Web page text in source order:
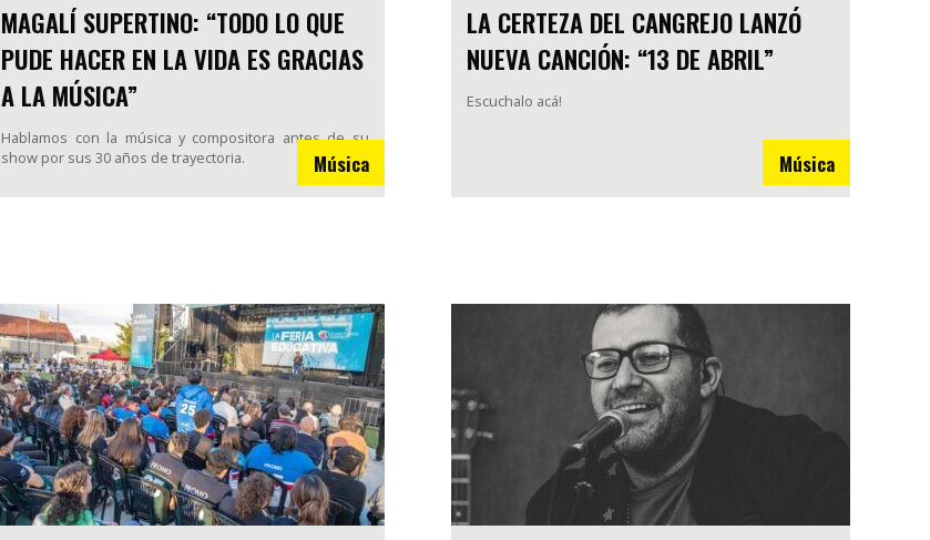
MAGALÍ SUPERTINO: “TODO LO QUE
PUDE HACER EN LA VIDA ES GRACIAS
A LA MÚSICA”
Hablamos con la música y compositora antes de su
show por sus 30 años de trayectoria.
Música
LA CERTEZA DEL CANGREJO LANZÓ
NUEVA CANCIÓN: “13 DE ABRIL”
Escuchalo acá!
Música